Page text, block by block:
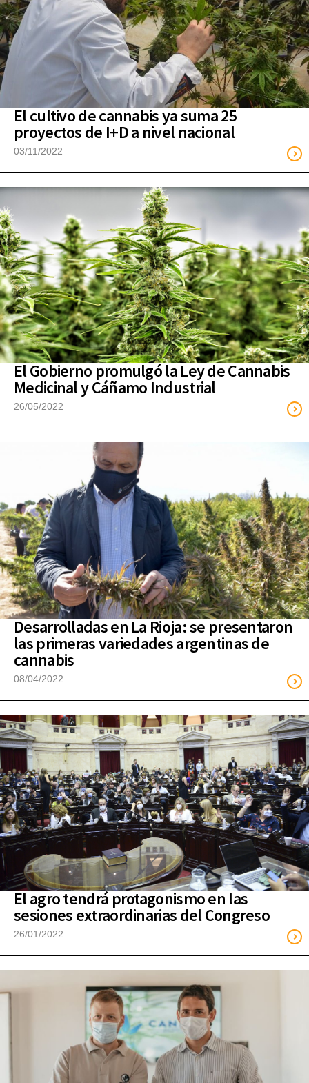
El cultivo de cannabis ya suma 25
proyectos de I+D a nivel nacional
03/11/2022
El Gobierno promulgó la Ley de Cannabis
Medicinal y Cáñamo Industrial
26/05/2022
Desarrolladas en La Rioja: se presentaron
las primeras variedades argentinas de
cannabis
08/04/2022
El agro tendrá protagonismo en las
sesiones extraordinarias del Congreso
26/01/2022